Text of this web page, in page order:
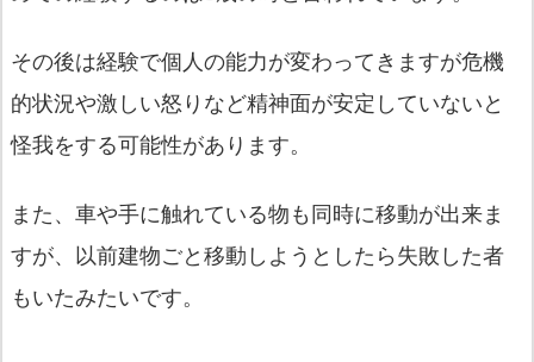
その後は経験で個人の能力が変わってきますが危機
的状況や激しい怒りなど精神面が安定していないと
怪我をする可能性があります。
また、車や手に触れている物も同時に移動が出来ま
すが、以前建物ごと移動しようとしたら失敗した者
もいたみたいです。